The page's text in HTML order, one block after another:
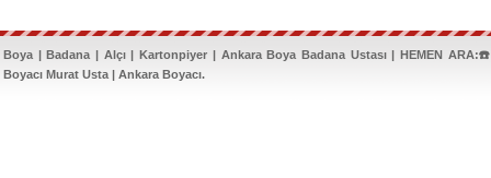
Boya | Badana | Alçı | Kartonpiyer | Ankara Boya Badana Ustası | HEMEN
Boyacı Murat Usta | Ankara Boyacı.